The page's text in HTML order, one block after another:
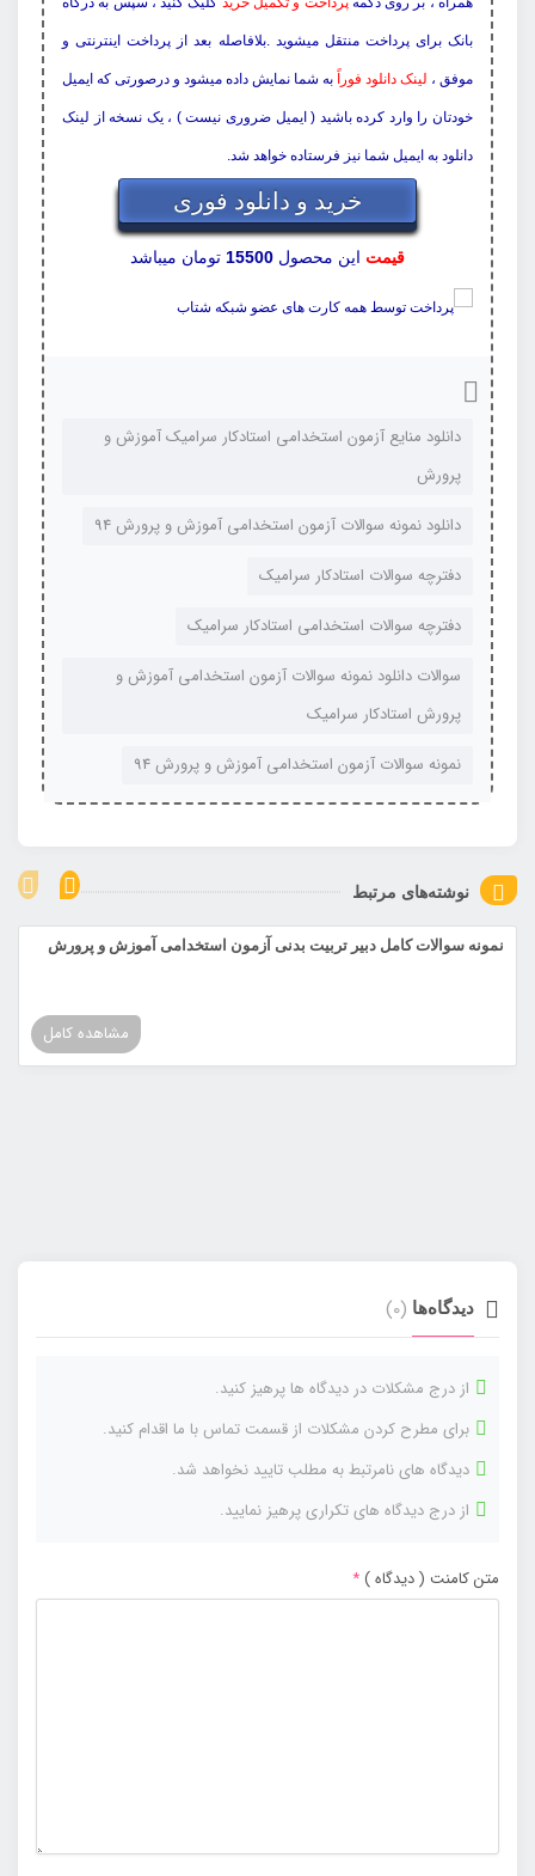
بانک برای پرداخت منتقل میشوید .بلافاصله بعد از پرداخت اینترنتی و
موفق ، لینک دانلود فوراً به شما نمایش داده میشود و درصورتی که ایمیل
خودتان را وارد کرده باشید ( ایمیل ضروری نیست ) ، یک نسخه از لینک
دانلود به ایمیل شما نیز فرستاده خواهد شد.
خرید و دانلود فوری
قیمت این محصول 15500 تومان میباشد
دانلود منایع آزمون استخدامی استادکار سرامیک آموزش و
پرورش
دانلود نمونه سوالات آزمون استخدامی آموزش و پرورش 94
دفترچه سوالات استادکار سرامیک
دفترچه سوالات استخدامی استادکار سرامیک
سوالات دانلود نمونه سوالات آزمون استخدامی آموزش و
پرورش استادکار سرامیک
نمونه سوالات آزمون استخدامی آموزش و پرورش 94
نوشته‌های مرتبط
نمونه سوالات کامل دبیر تربیت بدنی آزمون استخدامی آموزش و پرورش
مشاهده کامل
دیدگاه‌ها (0)
از درج مشکلات در دیدگاه ها پرهیز کنید.
برای مطرح کردن مشکلات از قسمت تماس با ما اقدام کنید.
دیدگاه های نامرتبط به مطلب تایید نخواهد شد.
از درج دیدگاه های تکراری پرهیز نمایید.
متن کامنت ( دیدگاه )*